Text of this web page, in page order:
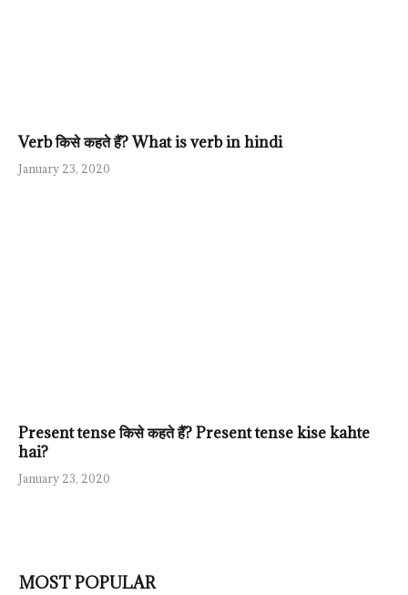
Verb किसे कहते हैं? What is verb in hindi
January 23, 2020
Present tense किसे कहते हैं? Present tense kise kahte
hai?
January 23, 2020
MOST POPULAR